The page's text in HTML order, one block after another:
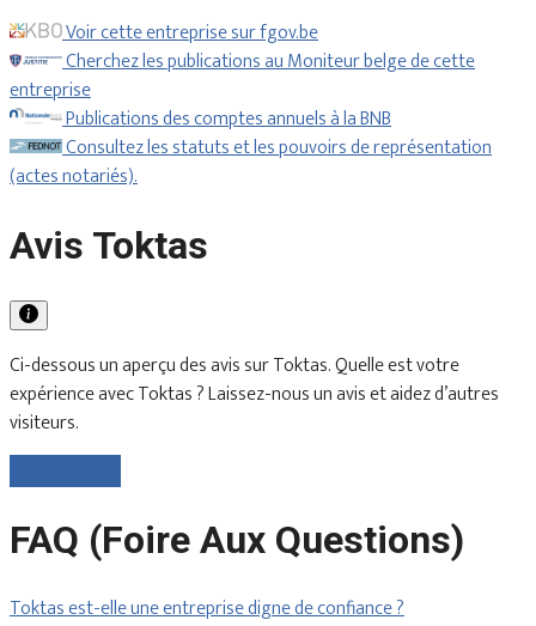
Voir cette entreprise sur fgov.be
Cherchez les publications au Moniteur belge de cette
entreprise
Publications des comptes annuels à la BNB
Consultez les statuts et les pouvoirs de représentation
(actes notariés).
Avis Toktas
Ci-dessous un aperçu des avis sur Toktas. Quelle est votre
expérience avec Toktas ? Laissez-nous un avis et aidez d’autres
visiteurs.
FAQ (Foire Aux Questions)
Toktas est-elle une entreprise digne de confiance ?